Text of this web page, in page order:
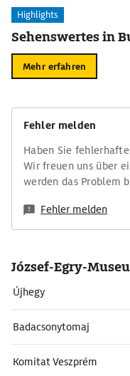
Highlights
Sehenswertes in
Mehr erfahren
Fehler melden
Haben Sie
Wir freuen uns über
werden das Problem
Fehler melden
József-Egry-
Újhegy
Badacsonytomaj
Komitat Veszprém